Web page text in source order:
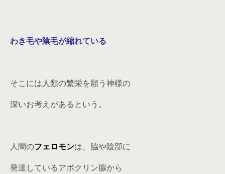
わき毛や陰毛が縮れている
そこには人類の繁栄を願う神様の
深いお考えがあるという。
人間のフェロモンは、脇や陰部に
発達しているアポクリン腺から